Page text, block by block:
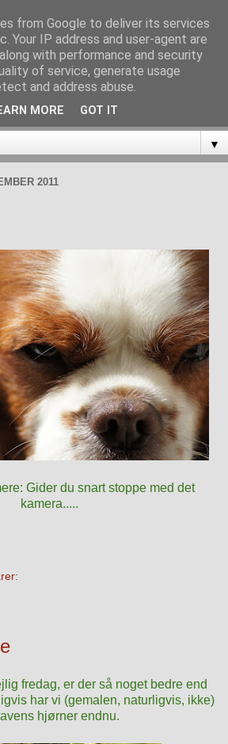
▼
2011
Gider du snart stoppe med det
kamera.....
fredag, er der så noget bedre end
har vi (gemalen, naturligvis, ikke)
hjørner endnu.
from Google to deliver its services
Your IP address and user-agent are
with performance and security
of service, generate usage
and address abuse.
MORE GOT IT